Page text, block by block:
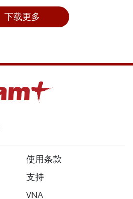
下载更多
使用条款
支持
VNA